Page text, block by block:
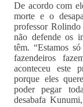
De acordo com
morte e o
professor
não defende os
têm. “Estamos
fazendeiros
aconteceu este
porque eles
poder pegar
desabafa